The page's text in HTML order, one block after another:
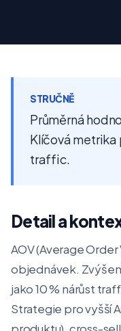
STRUČNĚ
Průměrná
Klíčová metrika
traffic.
Detail a
AOV (Average
objednávek.
jako 10 % nárůst
Strategie pro vyšší